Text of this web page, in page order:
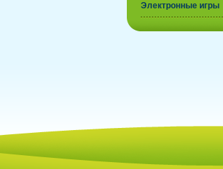
Электронные игры